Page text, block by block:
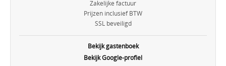
Zakelijke factuur
Prijzen inclusief BTW
SSL beveiligd
Bekijk gastenboek
Bekijk Google-profiel